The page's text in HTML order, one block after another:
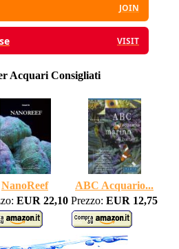
JOIN
VISIT
Acquari Consigliati
NanoReef
ABC Acquario...
EUR 22,10 Prezzo: EUR 12,75